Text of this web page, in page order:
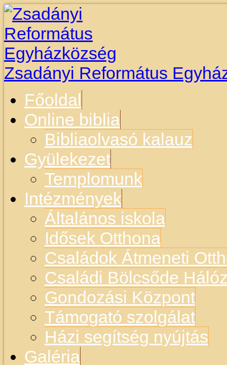
Zsadányi Református
Főoldal
Online biblia
Bibliaolvasó kalauz
Gyülekezet
Templomunk
Intézmények
Általános iskola
Idősek Otthona
Családok Átmeneti
Családi Bölcsőde
Gondozási Központ
Támogató szolgálat
Házi segítség nyújtás
Galéria